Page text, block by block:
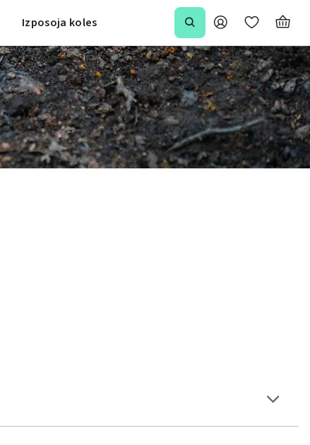
Izposoja koles